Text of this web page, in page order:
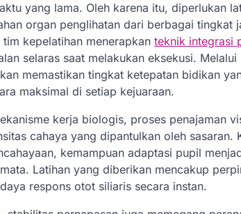
yang lama. Oleh karena itu, diperlukan
organ penglihatan dari berbagai tingkat
kepelatihan menerapkan teknik integrasi
selaras saat melakukan eksekusi.
memastikan tingkat ketepatan bidikan
maksimal di setiap kejuaraan.
kerja biologis, proses penajaman
cahaya yang dipantulkan oleh
kemampuan adaptasi pupil
Latihan yang diberikan mencakup
respons otot siliaris secara instan.